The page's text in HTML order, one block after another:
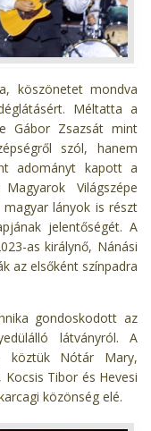
köszönetet mondva
Méltatta a
Gábor Zsazsát mint
szól, hanem
adományt kapott a
Világszépe
lányok is részt
jelentőségét. A
as királynő, Nánási
az elsőként színpadra
gondoskodott az
látványról. A
köztük Nótár Mary,
Tibor és Hevesi
közönség elé.